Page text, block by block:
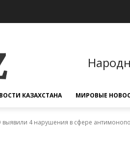
КАЗАХСТАНА МИРОВЫЕ
4 нарушения в сфере